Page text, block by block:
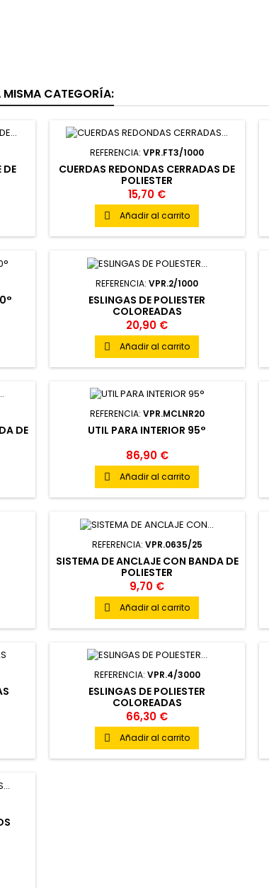
MISMA CATEGORÍA:
DE
REFERENCIA:VPR.FT3/1000
CUERDAS REDONDAS CERRADAS DE
POLIESTER
15,70 €
 Añadir al carrito
REFERENCIA:VPR.2/1000
ESLINGAS DE POLIESTER
COLOREADAS
20,90 €
 Añadir al carrito
DE
REFERENCIA: VPR.MCLNR20
UTIL PARA INTERIOR 95°
86,90 €
 Añadir al carrito
REFERENCIA: VPR.0635/25
SISTEMA DE ANCLAJE CON BANDA DE
POLIESTER
9,70 €
 Añadir al carrito
REFERENCIA: VPR.4/3000
ESLINGAS DE POLIESTER
COLOREADAS
66,30 €
 Añadir al carrito